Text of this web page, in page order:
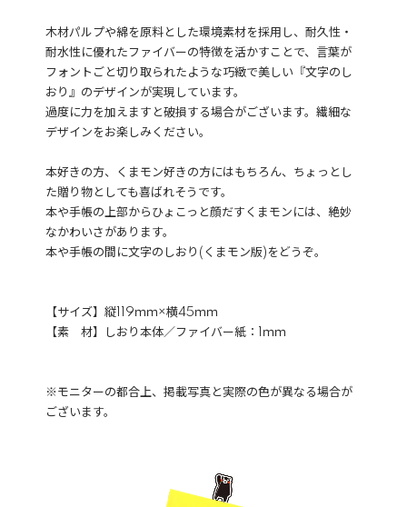
木材パルプや綿を原料とした環境素材を採用し、耐久性・
耐水性に優れたファイバーの特徴を活かすことで、言葉が
フォントごと切り取られたような巧緻で美しい『文字のし
おり』のデザインが実現しています。
過度に力を加えますと破損する場合がございます。繊細な
デザインをお楽しみください。
本好きの方、くまモン好きの方にはもちろん、ちょっとし
た贈り物としても喜ばれそうです。
本や手帳の上部からひょこっと顔だすくまモンには、絶妙
なかわいさがあります。
本や手帳の間に文字のしおり(くまモン版)をどうぞ。
【サイズ】縦119ｍｍ×横45ｍｍ
【素 材】しおり本体／ファイバー紙：1ｍｍ
※モニターの都合上、掲載写真と実際の色が異なる場合が
ございます。